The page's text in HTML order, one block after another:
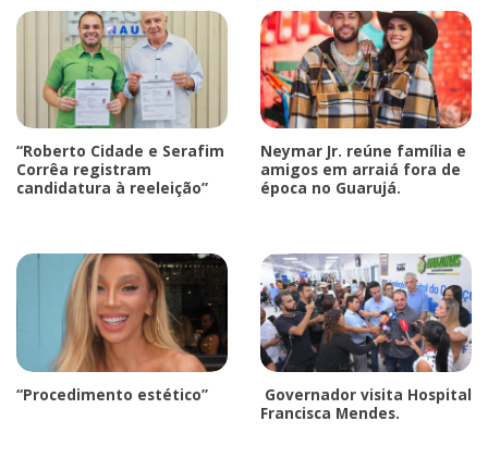
“Roberto Cidade e Serafim
Corrêa registram
candidatura à reeleição”
Neymar Jr. reúne família e
amigos em arraiá fora de
época no Guarujá.
“Procedimento estético”
Governador visita Hospital
Francisca Mendes.